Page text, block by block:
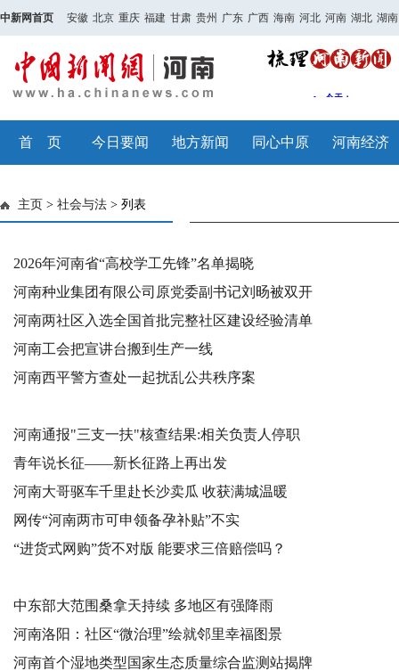
中新网首页 安徽 北京 重庆 福建 甘肃 贵州 广东 广西 海南 河北 河南 湖北 湖南
首 页 今日要闻 地方新闻 同心中原 河南经济
主页 > 社会与法 > 列表
2026年河南省“高校学工先锋”名单揭晓
河南种业集团有限公司原党委副书记刘旸被双开
河南两社区入选全国首批完整社区建设经验清单
河南工会把宣讲台搬到生产一线
河南西平警方查处一起扰乱公共秩序案
河南通报"三支一扶"核查结果:相关负责人停职
青年说长征——新长征路上再出发
河南大哥驱车千里赴长沙卖瓜 收获满城温暖
网传“河南两市可申领备孕补贴”不实
“进货式网购”货不对版 能要求三倍赔偿吗？
中东部大范围桑拿天持续 多地区有强降雨
河南洛阳：社区“微治理”绘就邻里幸福图景
河南首个湿地类型国家生态质量综合监测站揭牌